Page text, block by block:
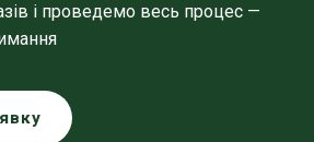
і проведемо весь процес —